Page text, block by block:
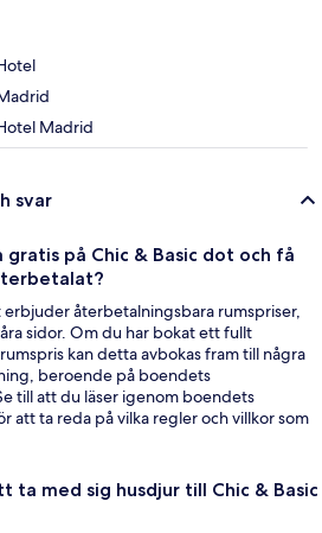
Madrid
svar
gratis på Chic & Basic dot och få
erbjuder återbetalningsbara rumspriser,
sidor. Om du har bokat ett fullt
kan detta avbokas fram till några
beroende på boendets
till att du läser igenom boendets
att ta reda på vilka regler och villkor som
med sig husdjur till Chic & Basic